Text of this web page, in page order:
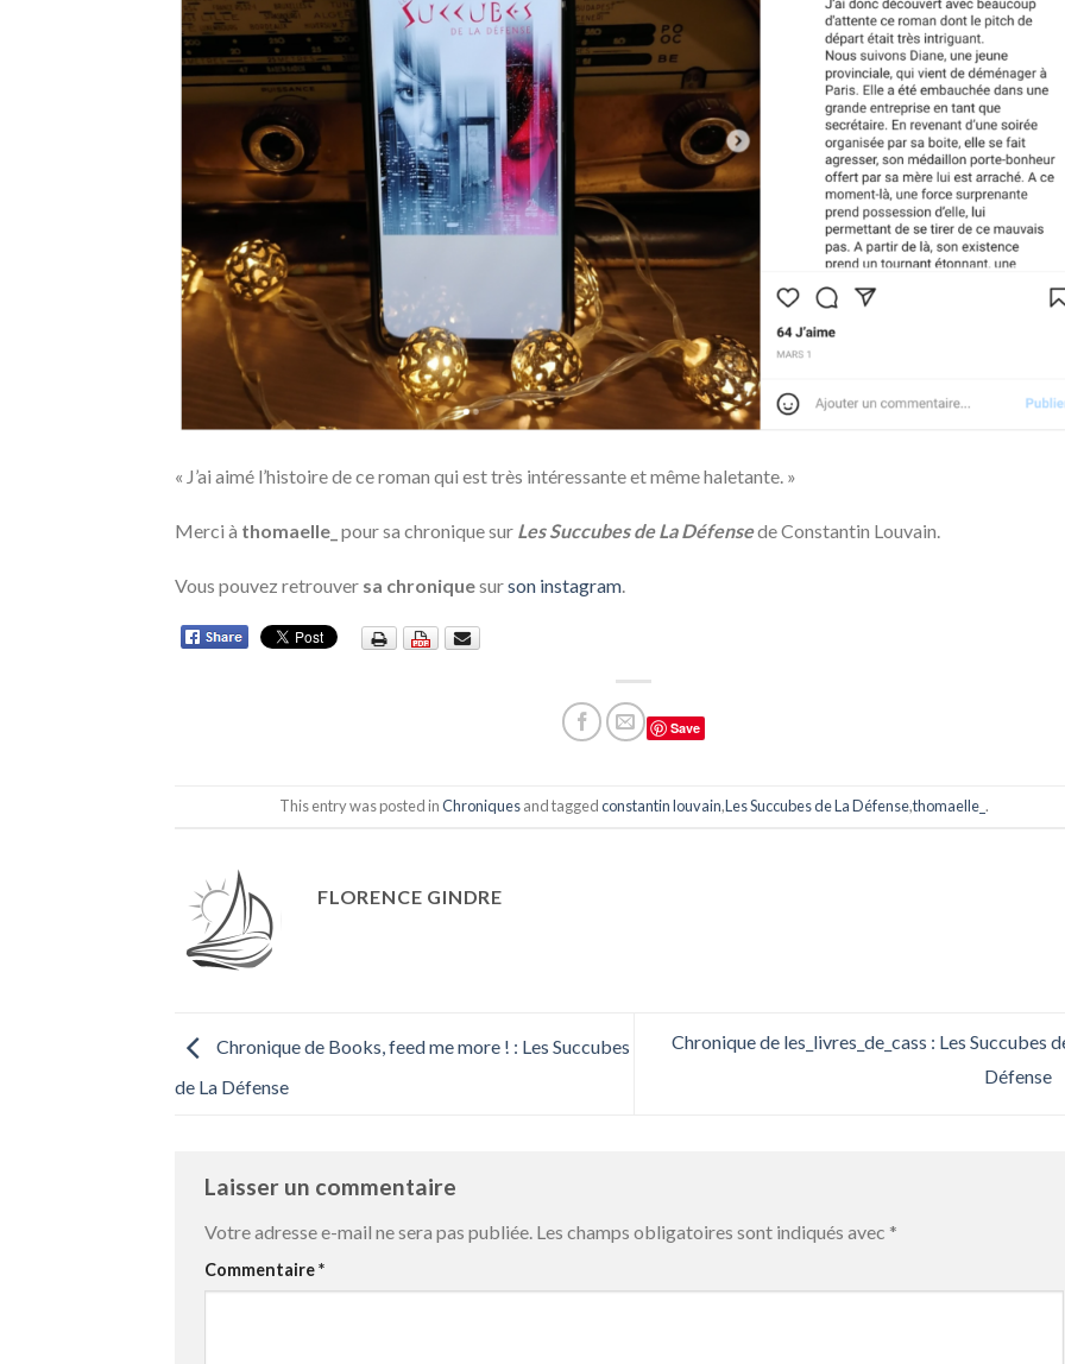
« J’ai aimé l’histoire de ce roman qui est très intéressante et même haletante. »
Merci à thomaelle_ pour sa chronique sur Les Succubes de La Défensede Constantin Louvain.
Vous pouvez retrouver sa chroniquesurson instagram.
Save
This entry was posted inChroniquesand taggedconstantin louvain,Les Succubes de La Défense,thomaelle_ .
FLORENCE GINDRE
Chronique de Books, feed me more ! : Les Succubes
de La Défense
Chronique de les_livres_de_cass : Les Succubes
Défense
Laisser un commentaire
Votre adresse e-mail ne sera pas publiée. Les champs obligatoires sont indiqués avec *
Commentaire*